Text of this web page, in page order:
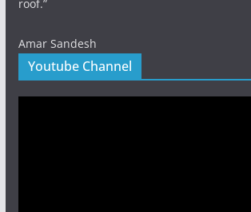
roof.”
Amar Sandesh
Youtube Channel